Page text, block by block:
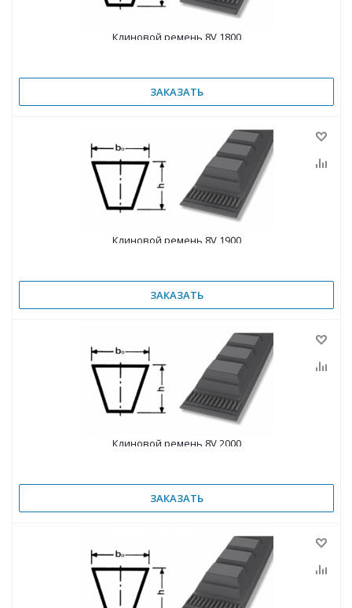
Клиновой ремень 8V 1800
ЗАКАЗАТЬ
Клиновой ремень 8V 1900
ЗАКАЗАТЬ
Клиновой ремень 8V 2000
ЗАКАЗАТЬ